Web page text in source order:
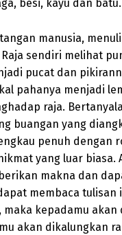
besi, kayu dan batu.
manusia,
sendiri melihat
pucat dan
pahanya menjadi
raja.
buangan yang
penuh dengan
yang luar biasa.
makna dan
membaca tulisan
kepadamu akan
akan dikalungkan